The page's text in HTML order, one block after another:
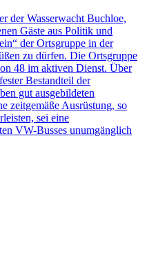
der Wasserwacht Buchloe,
Gäste aus Politik und
der Ortsgruppe in der
zu dürfen. Die Ortsgruppe
48 im aktiven Dienst. Über
Bestandteil der
gut ausgebildeten
zeitgemäße Ausrüstung, so
sei eine
VW-Busses unumgänglich